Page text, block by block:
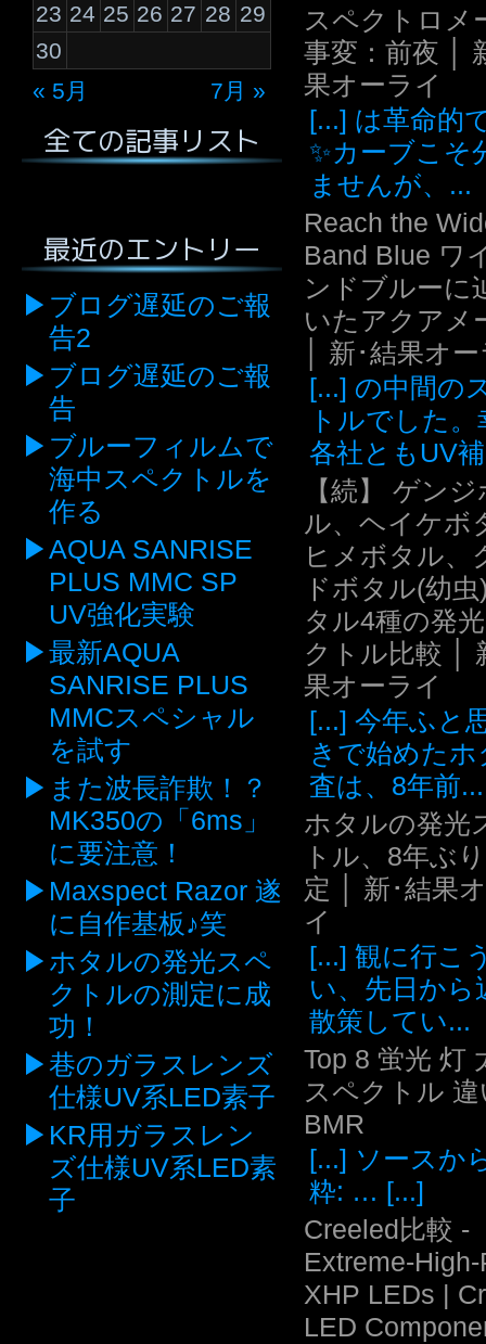
« 5月 7月 »
23 24 25 26 27 28 29
30
全ての記事リスト
最近のエントリー
ブログ遅延のご報
告2
ブログ遅延のご報
告
ブルーフィルムで
海中スペクトルを
作る
AQUA SANRISE
PLUS MMC SP
UV強化実験
最新AQUA
SANRISE PLUS
MMCスペシャル
を試す
また波長詐欺！？
MK350の「6ms」
に要注意！
Maxspect Razor 遂
に自作基板♪笑
ホタルの発光スペ
クトルの測定に成
功！
巷のガラスレンズ
仕様UV系LED素子
KR用ガラスレン
ズ仕様UV系LED素
子
スペクトロメ
事変：前夜 │
果オーライ
[...] は革命的
✨カーブこそ
ませんが、...
Reach the
Band Blue ワ
ンドブルーに
いたアクアメ
│ 新･結果オ
[...] の中間の
トルでした
各社ともUV
【続】 ゲン
ル、ヘイケボ
ヒメボタル、
ドボタル(幼
タル4種の発
クトル比較 │
果オーライ
[...] 今年ふと
きで始めたホ
査は、8年前...
ホタルの発光
トル、8年ぶ
定 │ 新･結果
イ
[...] 観に行こ
い、先日から
散策してい...
Top 8 蛍光 灯
スペクトル 違
BMR
[...] ソースか
粋: … [...]
Creeled比較 -
Extreme-
XHP LEDs |
LED